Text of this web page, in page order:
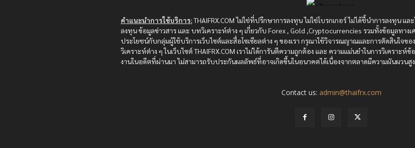
คำแนะนำการใช้บริการ:THAIFRX.COM ไม่ใช่ที่ปรึกษาการลงทุน ไม่ใช่โบรกเกอร์ ไม่ได้ชี้นำการลงทุน แ
ลงทุน ข้อมูลข่าวสาร และ บทวิเคราะห์ต่าง ๆ เกี่ยวกับ Forex , Gold ,Cryptocurrencies รวมทั้งข้อมูลทา
ประโยชน์กับกลุ่มผู้ใช้บริการเว็บไซต์และสื่อโซเซียลต่าง ๆ ของเรา กรุณาใช้วิจารณญาณและการตัดสินใจข
วิเคราะห์ต่าง ๆ ในเว็บไซต์ THAIFRX.COM เราไม่ได้การันตีความถูกต้อง และ ความแม่นยำในการวิเคราะห์
งานในอดีตที่ผ่านมา ไม่สามารถรับประกันผลลัพธ์ที่อาจเกิดขึ้นในอนาคตได้เนื่องจากตลาดมีความผันผวนสู
Contact us: admin@thaifrx.com